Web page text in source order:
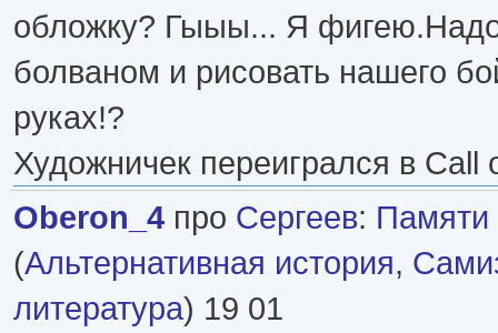
обложку? Гыыы... Я
болваном и рисовать нашего
руках!?
Художничек переигрался в Call
Oberon_4 про Сергеев:
(Альтернативная история,
литература) 19 01